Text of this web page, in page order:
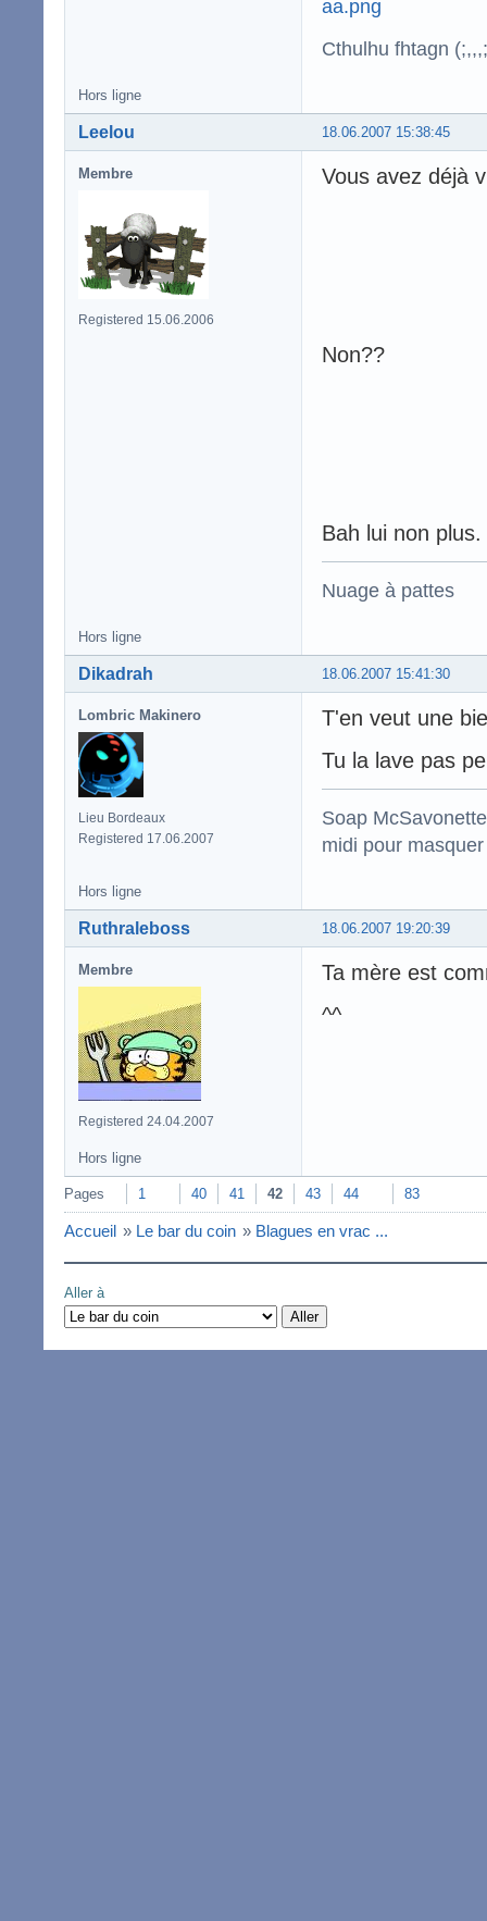
Cthulhu fhtagn
Hors ligne
18.06.2007 15:38:45
Leelou
Membre
Registered 15.06.2006
Vous avez déjà
Non??
Bah lui non plus.
Nuage à pattes
Hors ligne
18.06.2007 15:41:30
Dikadrah
Lombric Makinero
Lieu Bordeaux
Registered 17.06.2007
T'en veut une
Tu la lave pas
Soap
midi pour
Hors ligne
18.06.2007 19:20:39
Ruthraleboss
Membre
Registered 24.04.2007
Ta mère est
^^
Hors ligne
Pages 1 40 41 42 43 44 83
Accueil » Le bar du coin » Blagues en vrac ...
Aller à